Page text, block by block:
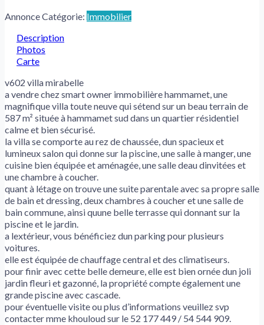
Annonce Catégorie: Immobilier
Description
Photos
Carte
v602 villa mirabelle
a vendre chez smart owner immobilière hammamet, une
magnifique villa toute neuve qui sétend sur un beau terrain de
587 m² située à hammamet sud dans un quartier résidentiel
calme et bien sécurisé.
la villa se comporte au rez de chaussée, dun spacieux et
lumineux salon qui donne sur la piscine, une salle à manger, une
cuisine bien équipée et aménagée, une salle deau dinvitées et
une chambre à coucher.
quant à létage on trouve une suite parentale avec sa propre salle
de bain et dressing, deux chambres à coucher et une salle de
bain commune, ainsi quune belle terrasse qui donnant sur la
piscine et le jardin.
a lextérieur, vous bénéficiez dun parking pour plusieurs
voitures.
elle est équipée de chauffage central et des climatiseurs.
pour finir avec cette belle demeure, elle est bien ornée dun joli
jardin fleuri et gazonné, la propriété compte également une
grande piscine avec cascade.
pour éventuelle visite ou plus d’informations veuillez svp
contacter mme khouloud sur le 52 177 449 / 54 544 909.